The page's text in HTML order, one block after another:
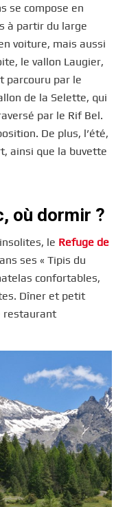
se compose en
à partir du large
voiture, mais aussi
le vallon Laugier,
parcouru par le
de la Selette, qui
par le Rif Bel.
De plus, l’été,
ainsi que la buvette
où dormir ?
le Refuge de
ses « Tipis du
confortables,
Dîner et petit
restaurant